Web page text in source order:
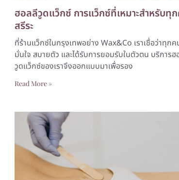
ฮอลลีวูดแว็กซ์ การแว็กซ์ที่เหมาะสำหรับทุ
สรีระ
ที่ร้านแว็กซ์ในกรุงเทพอย่าง Wax&Co เราเชื่อว่าทุก
มั่นใจ สบายตัว และได้รับการยอมรับในตัวตน บริการฮ
วูดแว็กซ์ของเราจึงออกแบบมาเพื่อรอง
Read More »